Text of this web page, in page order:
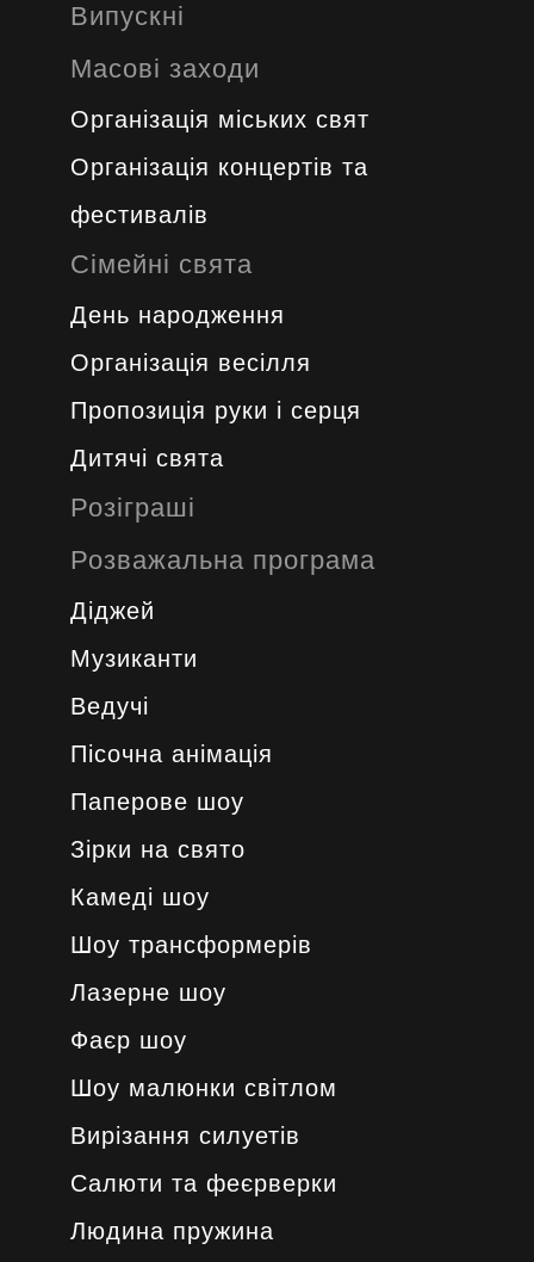
Випускні
Масові заходи
Організація міських свят
Організація концертів та
фестивалів
Сімейні свята
День народження
Організація весілля
Пропозиція руки і серця
Дитячі свята
Розіграші
Розважальна програма
Діджей
Музиканти
Ведучі
Пісочна анімація
Паперове шоу
Зірки на свято
Камеді шоу
Шоу трансформерів
Лазерне шоу
Фаєр шоу
Шоу малюнки світлом
Вирізання силуетів
Салюти та феєрверки
Людина пружина